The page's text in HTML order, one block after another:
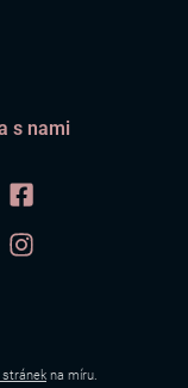
s nami
stránekna míru.